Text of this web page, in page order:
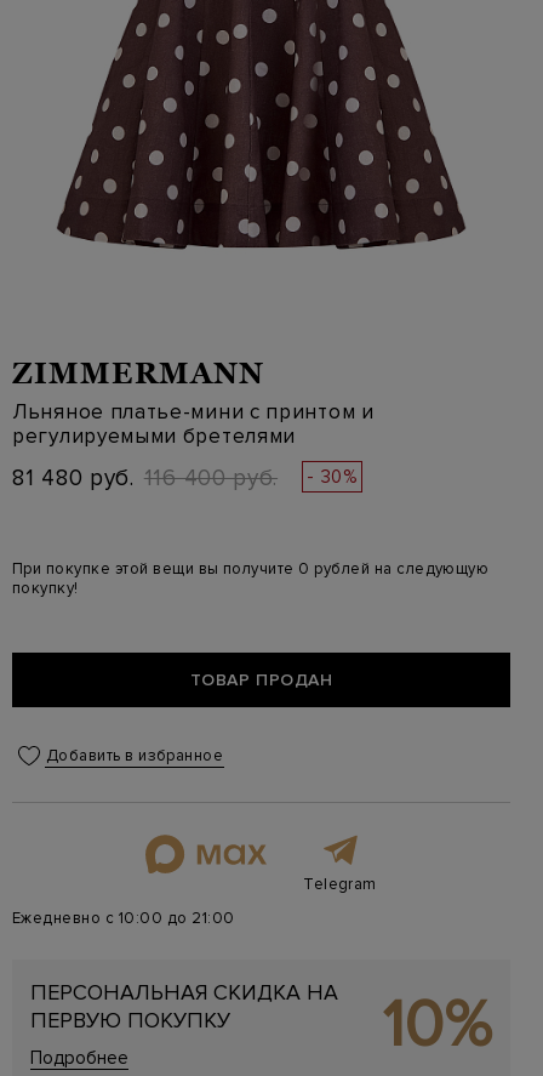
ZIMMERMANN
Льняное платье-мини с принтом и
регулируемыми бретелями
81 480 руб. 116 400 руб. - 30%
При покупке этой вещи вы получите 0 рублей на следующую
покупку!
ТОВАР ПРОДАН
Добавить в избранное
Telegram
Ежедневно с 10:00 до 21:00
ПЕРСОНАЛЬНАЯ СКИДКА НА
ПЕРВУЮ ПОКУПКУ
Подробнее 10%